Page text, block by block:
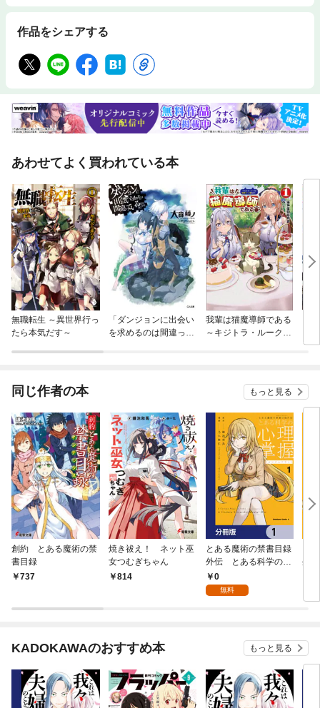
作品をシェアする
あわせてよく買われている本
無職転生 ～異世界行っ
たら本気だす～
「ダンジョンに出会い
を求めるのは間違って
我輩は猫魔導師である
～キジトラ・ルークの
同じ作者の本 もっと見る
創約 とある魔術の禁
書目録
737
焼き祓え！ ネット巫
女つむぎちゃん
814
とある魔術の禁書目録
外伝 とある科学の心
理掌握【分冊版】 1
0
無料
外
KADOKAWAのおすすめ本 もっと見る